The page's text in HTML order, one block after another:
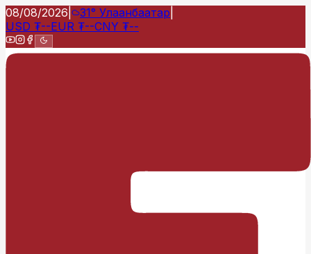
08/08/2026 31° Улаанбаатар
USD ₮--EUR ₮--CNY ₮--